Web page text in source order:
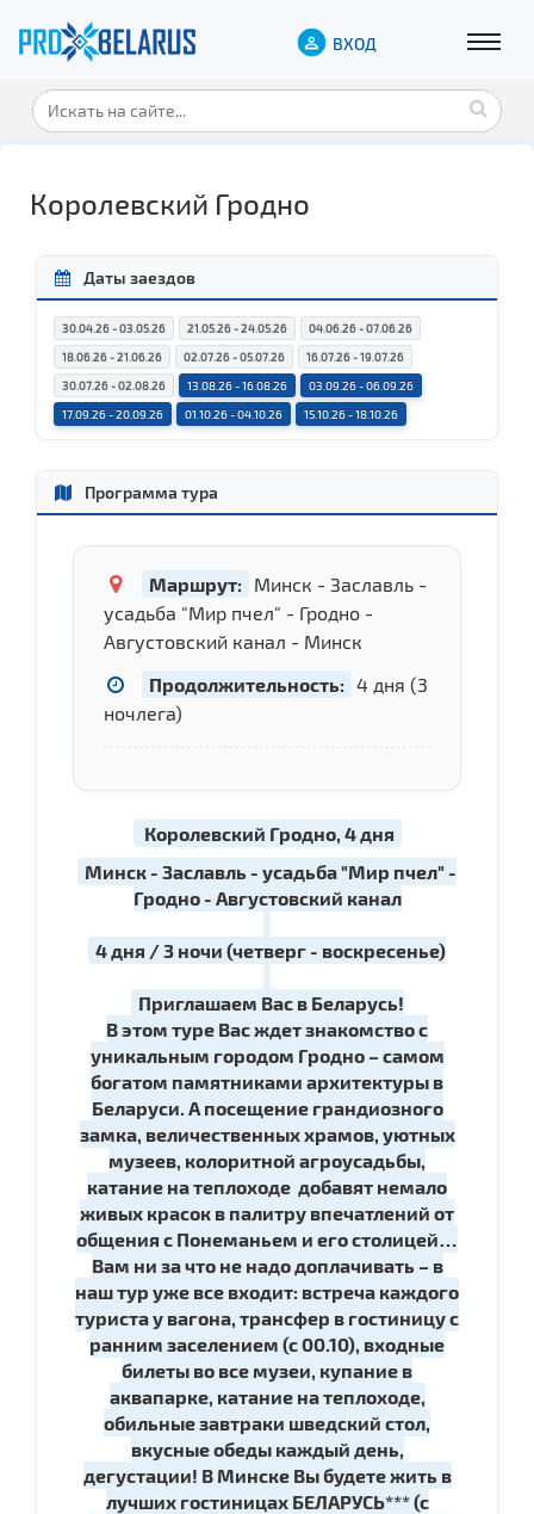
ВХОД
Королевский Гродно
Даты заездов
30.04.26 - 03.05.26 21.05.26 - 24.05.26
04.06.26 - 07.06.26
18.06.26 - 21.06.26
02.07.26 - 05.07.26
16.07.26 - 19.07.26
30.07.26 - 02.08.26
13.08.26 - 16.08.26
03.09.26 - 06.09.26
17.09.26 - 20.09.26
01.10.26 - 04.10.26 15.10.26 - 18.10.26
Программа тура
Маршрут:
Минск - Заславль -
усадьба "Мир пчел" - Гродно -
Августовский канал - Минск
Продолжительность: 4 дня (3
ночлега)
Королевский Гродно, 4 дня
Минск - Заславль - усадьба "Мир пчел" -
Гродно - Августовский канал
4 дня / 3 ночи (четверг - воскресенье)
Приглашаем Вас в Беларусь!
В этом туре Вас ждет знакомство с
уникальным городом Гродно – самом
богатом памятниками архитектуры в
Беларуси. А посещение грандиозного
замка, величественных храмов, уютных
музеев, колоритной агроусадьбы,
катание на теплоходе добавят немало
живых красок в палитру впечатлений от
общения с Понеманьем и его столицей…
Вам ни за что не надо доплачивать – в
наш тур уже все входит: встреча каждого
туриста у вагона, трансфер в гостиницу с
ранним заселением (с 00.10), входные
билеты во все музеи, купание в
аквапарке, катание на теплоходе,
обильные завтраки шведский стол,
вкусные обеды каждый день,
дегустации! В Минске Вы будете жить в
лучших гостиницах БЕЛАРУСЬ*** (с